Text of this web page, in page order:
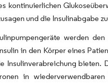
kontinuierlichen
und die Insulinabgabe
werden
in den Körper eines
bieten.
in